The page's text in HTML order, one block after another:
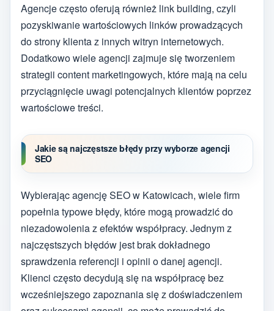
Agencje często oferują również link building, czyli
pozyskiwanie wartościowych linków prowadzących
do strony klienta z innych witryn internetowych.
Dodatkowo wiele agencji zajmuje się tworzeniem
strategii content marketingowych, które mają na celu
przyciągnięcie uwagi potencjalnych klientów poprzez
wartościowe treści.
Jakie są najczęstsze błędy przy wyborze agencji
SEO
Wybierając agencję SEO w Katowicach, wiele firm
popełnia typowe błędy, które mogą prowadzić do
niezadowolenia z efektów współpracy. Jednym z
najczęstszych błędów jest brak dokładnego
sprawdzenia referencji i opinii o danej agencji.
Klienci często decydują się na współpracę bez
wcześniejszego zapoznania się z doświadczeniem